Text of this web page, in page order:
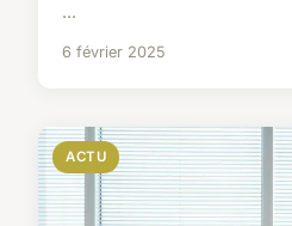
...
6 février 2025
ACTU